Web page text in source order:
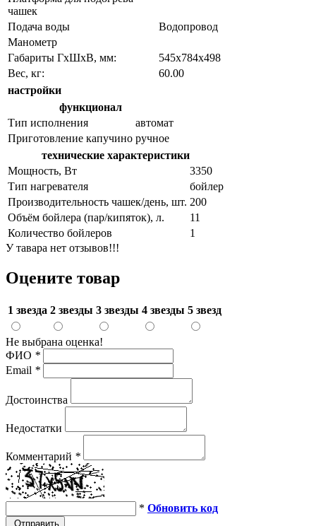
чашек
Подача воды
Водопровод
Манометр
Габариты ГхШхВ, мм:
545х784х498
Вес, кг:
60.00
настройки
функционал
Тип исполнения
автомат
Приготовление капучино ручное
технические характеристики
Мощность, Вт
3350
Тип нагревателя
бойлер
Производительность чашек/день, шт. 200
Объём бойлера (пар/кипяток), л.
11
Количество бойлеров
1
У тавара нет отзывов!!!
Оцените товар
1 звезда 2 звезды 3 звезды 4 звезды 5 звезд
Не выбрана оценка!
ФИО *
Email *
Достоинства
Недостатки
Комментарий *
* Обновить код
Отправить